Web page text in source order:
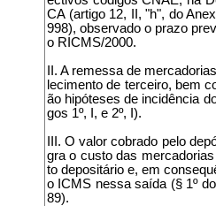
CA (artigo 12, II, "h", do
998), observado o prazo
o RICMS/2000.
II. A remessa de
lecimento de terceiro, bem
ão hipóteses de incidência
gos 1º, I, e 2º, I).
III. O valor cobrado pelo
gra o custo das
to depositário e, em
o ICMS nessa saída (§ 1º
89).